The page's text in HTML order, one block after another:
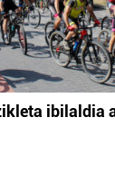
ibilaldia